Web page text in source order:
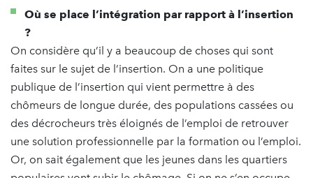
Où se place l’intégration par rapport à l’insertion
?
On considère qu’il y a beaucoup de choses qui sont
faites sur le sujet de l’insertion. On a une politique
publique de l’insertion qui vient permettre à des
chômeurs de longue durée, des populations cassées ou
des décrocheurs très éloignés de l’emploi de retrouver
une solution professionnelle par la formation ou l’emploi.
Or, on sait également que les jeunes dans les quartiers